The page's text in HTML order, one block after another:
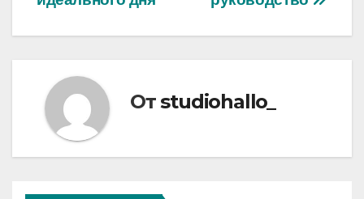
Отstudiohallo_